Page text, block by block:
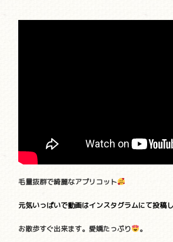
毛量抜群で綺麗なアプリコット
元気いっぱいで動画はインスタグラムにて投稿
お散歩すぐ出来ます。愛嬌たっぷり 。